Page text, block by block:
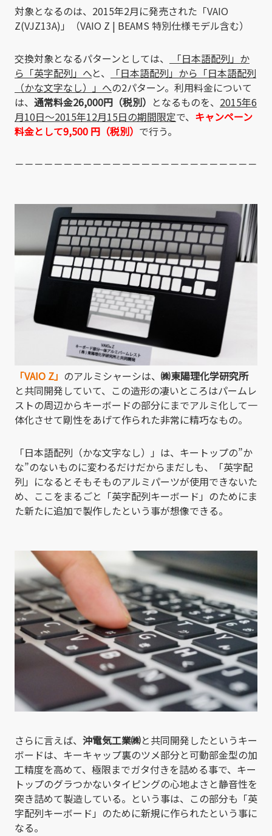
対象となるのは、2015年2月に発売された「VAIO
Z(VJZ13A)」（VAIO Z | BEAMS 特別仕様モデル含む）
交換対象となるパターンとしては、
「日本語配列」か
ら「英字配列」へと、
「日本語配列」から「日本語配列
（かな文字なし）」への2パターン。利用料金について
は、 通常料金26,000円（税別） となるものを、 2015年6
月10日～2015年12月15日の期間限定で、 キャンペーン
料金として9,500 円（税別） で行う。
－－－－－－－－－－－－－－－－－－－－－－－－－
「VAIO Z」 のアルミシャーシは、 ㈱東陽理化学研究所
と共同開発していて、この造形の凄いところはパームレ
ストの周辺からキーボードの部分にまでアルミ化して一
体化させて剛性をあげて作られた非常に精巧なもの。
「日本語配列（かな文字なし）」は、キートップの”か
な”のないものに変わるだけだからまだしも、「英字配
列」になるとそもそものアルミパーツが使用できないた
め、ここをまるごと「英字配列キーボード」のためにま
た新たに追加で製作したという事が想像できる。
さらに言えば、 沖電気工業㈱と共同開発したというキー
ボードは、キーキャップ裏のツメ部分と可動部金型の加
工精度を高めて、極限までガタ付きを詰める事で、キー
トップのグラつかないタイピングの心地よさと静音性を
突き詰めて製造している。という事は、この部分も「英
字配列キーボード」のために新規に作られたという事に
なる。